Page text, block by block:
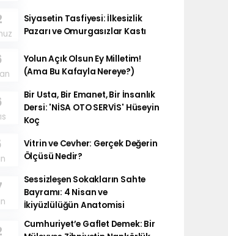
Siyasetin Tasfiyesi: İlkesizlik
Pazarı ve Omurgasızlar Kastı
​Yolun Açık Olsun Ey Milletim!
(Ama Bu Kafayla Nereye?)
Bir Usta, Bir Emanet, Bir İnsanlık
Dersi: 'NİSA OTO SERVİS' Hüseyin
Koç
Vitrin ve Cevher: Gerçek Değerin
Ölçüsü Nedir?
Sessizleşen Sokakların Sahte
Bayramı: 4 Nisan ve
İkiyüzlülüğün Anatomisi
Cumhuriyet’e Gaflet Demek: Bir